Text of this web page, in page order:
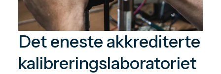
Det eneste akkrediterte
kalibreringslaboratoriet